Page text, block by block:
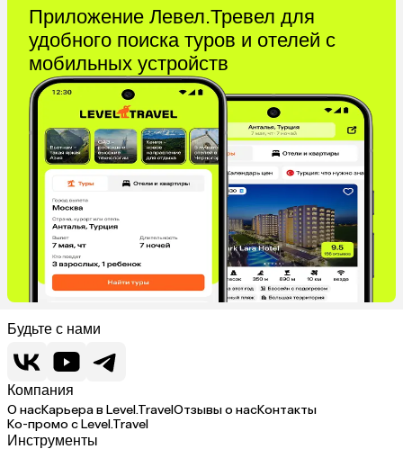
Приложение Левел.Тревел для
удобного поиска туров и отелей с
мобильных устройств
Будьте с нами
Компания
О насКарьера в Level.TravelОтзывы о насКонтакты
Ко-промо с Level.Travel
Инструменты